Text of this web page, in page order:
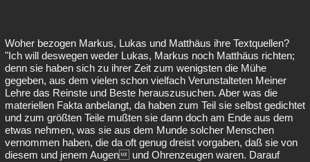
Woher bezogen Markus, Lukas und Matthäus ihre Textquellen?
"Ich will deswegen weder Lukas, Markus noch Matthäus richten;
denn sie haben sich zu ihrer Zeit zum wenigsten die Mühe
gegeben, aus dem vielen schon vielfach Verunstalteten Meiner
Lehre das Reinste und Beste herauszusuchen. Aber was die
materiellen Fakta anbelangt, da haben zum Teil sie selbst gedichtet
und zum größten Teile mußten sie dann doch am Ende aus dem
etwas nehmen, was sie aus dem Munde solcher Menschen
vernommen haben, die da oft genug dreist vorgaben, daß sie von
diesem und jenem Augen und Ohrenzeugen waren. Darauf